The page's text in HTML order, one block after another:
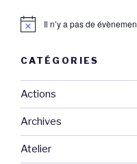
Il n’y a pas de
CATÉGORIES
Actions
Archives
Atelier